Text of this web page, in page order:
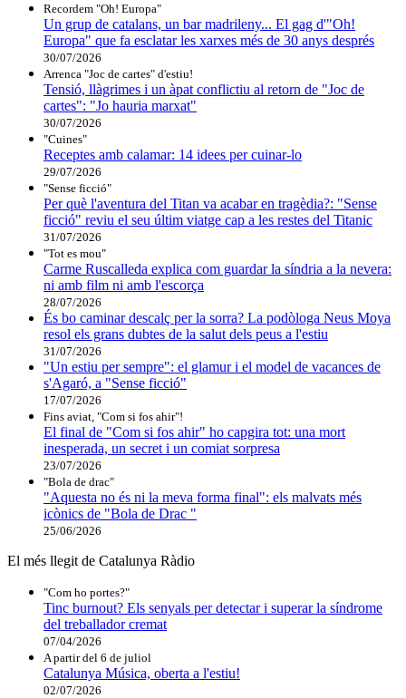
Recordem "Oh! Europa"
Un grup de catalans, un bar madrileny... El gag d'"Oh!
Europa" que fa esclatar les xarxes més de 30 anys després
30/07/2026
Arrenca "Joc de cartes" d'estiu!
Tensió, llàgrimes i un àpat conflictiu al retorn de "Joc de
cartes": "Jo hauria marxat"
30/07/2026
"Cuines"
Receptes amb calamar: 14 idees per cuinar-lo
29/07/2026
"Sense ficció"
Per què l'aventura del Titan va acabar en tragèdia?: "Sense
ficció" reviu el seu últim viatge cap a les restes del Titanic
31/07/2026
"Tot es mou"
Carme Ruscalleda explica com guardar la síndria a la nevera:
ni amb film ni amb l'escorça
28/07/2026
És bo caminar descalç per la sorra? La podòloga Neus Moya
resol els grans dubtes de la salut dels peus a l'estiu
31/07/2026
"Un estiu per sempre": el glamur i el model de vacances de
s'Agaró, a "Sense ficció"
17/07/2026
Fins aviat, "Com si fos ahir"!
El final de "Com si fos ahir" ho capgira tot: una mort
inesperada, un secret i un comiat sorpresa
23/07/2026
"Bola de drac"
"Aquesta no és ni la meva forma final": els malvats més
icònics de "Bola de Drac "
25/06/2026
El més llegit de Catalunya Ràdio
"Com ho portes?"
Tinc burnout? Els senyals per detectar i superar la síndrome
del treballador cremat
07/04/2026
A partir del 6 de juliol
Catalunya Música, oberta a l'estiu!
02/07/2026